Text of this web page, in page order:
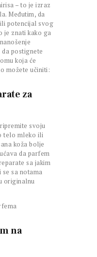
– to je izraz
Međutim, da
potencijal svog
je znati kako ga
postignete
koja će
možete učiniti:
za
svoju
telo mleko ili
koža bolje
da parfem
sa jakim
sa notama
originalnu
na